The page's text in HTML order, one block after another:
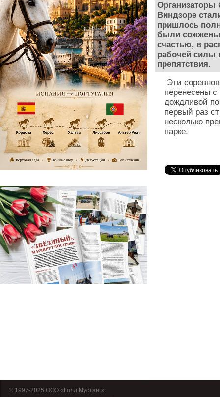
Организаторы
Виндзоре
пришлось
были сожжены
счастью, в
рабочей силы
препятствия.
Эти
перенесены с
дождливой
первый раз
несколько
парке.
© 1997-2025 OOO «Голд Мустанг»